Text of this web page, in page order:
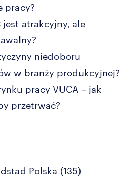
pracy?
jest atrakcyjny, ale
niedoboru
w branży produkcyjnej?
pracy VUCA – jak
przetrwać?
Polska (135)